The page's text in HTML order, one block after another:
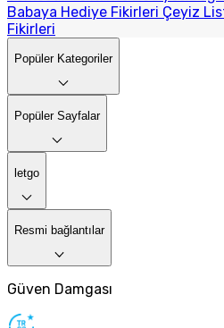
Babaya Hediye Fikirleri Çeyiz
Fikirleri
Popüler Kategoriler
Popüler Sayfalar
letgo
Resmi bağlantılar
Güven Damgası